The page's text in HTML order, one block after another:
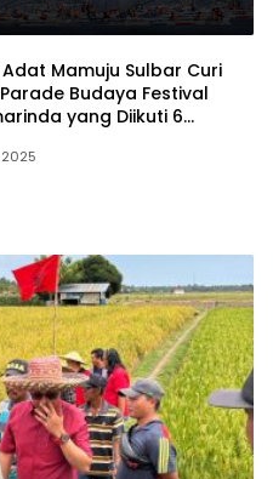
Mamuju Sulbar Curi
Budaya Festival
yang Diikuti 6